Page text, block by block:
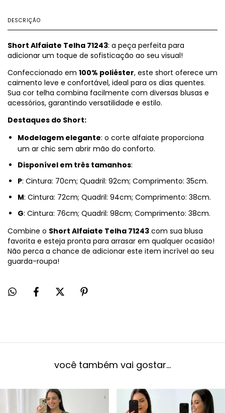
DESCRIÇÃO
Short Alfaiate Telha 71243: a peça perfeita para
adicionar um toque de sofisticação ao seu visual!
Confeccionado em 100% poliéster, este short oferece um
caimento leve e confortável, ideal para os dias quentes.
Sua cor telha combina facilmente com diversas blusas e
acessórios, garantindo versatilidade e estilo.
Destaques do Short:
Modelagem elegante: o corte alfaiate proporciona
um ar chic sem abrir mão do conforto.
Disponível em três tamanhos:
P: Cintura: 70cm; Quadril: 92cm; Comprimento: 35cm.
M: Cintura: 72cm; Quadril: 94cm; Comprimento: 38cm.
G: Cintura: 76cm; Quadril: 98cm; Comprimento: 38cm.
Combine o Short Alfaiate Telha 71243 com sua blusa
favorita e esteja pronta para arrasar em qualquer ocasião!
Não perca a chance de adicionar este item incrível ao seu
guarda-roupa!
você também vai gostar...